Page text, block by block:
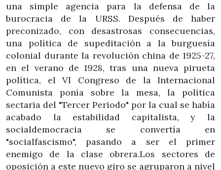
una simple agencia para la defensa de la
burocracia de la URSS. Después de haber
preconizado, con desastrosas consecuencias,
una política de supeditación a la burguesía
colonial durante la revolución china de 1925-27,
en el verano de 1928, tras una nueva pirueta
política, el VI Congreso de la Internacional
Comunista ponía sobre la mesa, la política
sectaria del "Tercer Periodo" por la cual se había
acabado la estabilidad capitalista, y la
socialdemocracia se convertía en
"socialfascismo", pasando a ser el primer
enemigo de la clase obrera.Los sectores de
oposición a este nuevo giro se agruparon a nivel